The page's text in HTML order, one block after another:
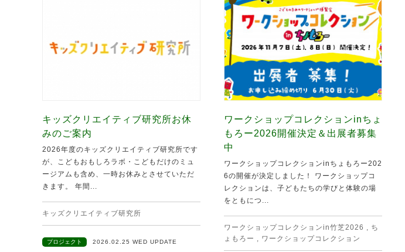
キッズクリエイティブ研究所お休
みのご案内
2026年度のキッズクリエイティブ研究所です
が、こどもおもしろラボ・こどもだけのミュ
ージアムも含め、一時お休みとさせていただ
きます。 年間...
キッズクリエイティブ研究所
プロジェクト 2026.02.25 WED UPDATE
ワークショップコレクションinちょ
もろー2026開催決定＆出展者募集
中
ワークショップコレクションinちょもろー202
6の開催が決定しました！ ワークショップコ
レクションは、子どもたちの学びと体験の場
をともにつ...
ワークショップコレクションin竹芝2026 , ち
ょもろー , ワークショップコレクション